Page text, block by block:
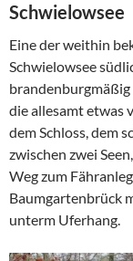
Schwielowsee
Eine der weithin
Schwielowsee
brandenburgmäßig
die allesamt etwas
dem Schloss, dem
zwischen zwei
Weg zum
Baumgartenbrück
unterm Uferhang.